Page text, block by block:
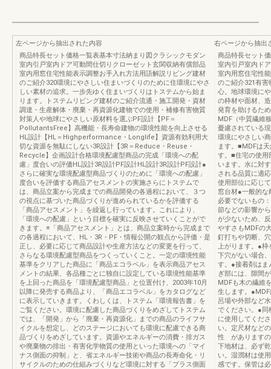
左ページから抽出された内容
商品特長セット価格一覧表基本寸法納まり図クラシックモダン
室内引戸室内ドア可動間仕切りクローゼット玄関収納有償部品
室内用窓住宅性能表示調整お手入れ方法用語解説リビング建材
のご紹介320環境にやさしい住まいづくりのために住環境にやさ
しい素材の追求。一歩先ゆく住まいづくりはトステムから始ま
ります。トステムリビング建材のご紹介流通・施工開発・資材
調達・生産解体・廃棄・再資源化建物での使用・補修有害物質
対策人や地球にやさしい原材料を選ぶPF設計【PF＝
PollutantsFree】高機能・長寿命建物の環境性能を向上させる
HL設計【HL＝Highperformance・Longlife】資源有効利用大
切な資源を無駄にしない3R設計【3R＝Reduce・Reuse・
Recycle】企画設計合格環境配慮型商品の完成「環境への配
慮」度合いの評価HL設計3R設計PF設計HL設計3R設計PF設計●
さらに確実な環境配慮型商品づくりのために「環境への配慮」
度合いを評価する商品アセスメントの実施さらにトステムで
は、商品立案から完成までの商品開発の各過程において、３つ
の視点に基づいた商品づくりが進められているかを評価する
「商品アセスメント」を繰返し行っています。これにより、
「環境への配慮」という目標を確実に反映させていくことがで
きます。※「商品アセスメント」とは、商品立案時から完成まで
の各過程において、HL・3R・PF・情報公開の観点から評価・是
正し、必要に応じて商品設計や生産方法などの変更を行って、
さらなる環境配慮型商品をつくっていくこと。一定の環境性能
基準をクリアした商品に「商品エコラベル」を表示商品アセス
メントの結果、各品種ごとに独自に設定している環境性能基準
を上回った商品を「環境配慮型商品」と位置付け、2003年10月
以降に発売する商品より、「商品エコラベル」をカタログなど
に表示していきます。くわしくは、トステム「環境報告書」を
ご覧ください。環境に配慮した商品づくりをめざしてトステム
では、「開発」から「廃棄・再資源化」までの商品のライフサ
イクルを想定し、どのステージにおいても環境に配慮できる商
品づくりをめざしています。資源やエネルギーの消費・排ガス
や廃棄物の排出・有害化学物質の使用といった環境への「マイ
ナス側面の抑制」と、省エネルギー技術や商品の長寿命化・リ
サイクルのための仕組みづくりなど環境に対する「プラス側面
右ページから抽出
商品特長セット
室内引戸室内ド
室内用窓住宅性
のご紹介321有害
心。地球環境に
の枠材や面材、
発育を助けるた
MDF（中質繊維
憂慮されている
環境にやさしい
ます。■MDFは
す。■住宅の使
います。水に対
される品質に適
使用部位に応じ
窓台材●一般的
必要でないもの
節などの影響か
が少ないため、
やすさもMDFの
釘打ちや切断、
上がります。●枠
下穴がない場合
す。●接着剤はま
ぎ部には、隙間
MDFも木の繊維
生します。
呂場や外部など
でください。●同
に使用してくだ
い。定尺材など
性 がありますの
下地材は、必ず
い。湿潤材は使
感です。保管は